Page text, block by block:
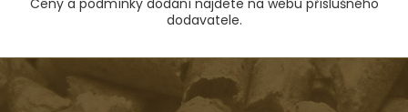
dodavatele.